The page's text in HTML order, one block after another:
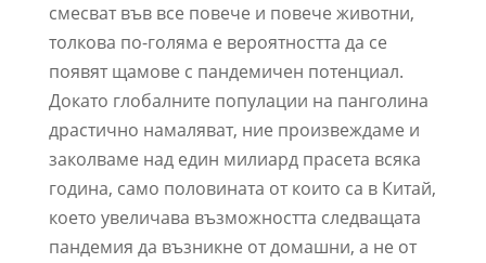
смесват във все повече и повече животни,
толкова по-голяма е вероятността да се
появят щамове с пандемичен потенциал.
Докато глобалните популации на панголина
драстично намаляват, ние произвеждаме и
заколваме над един милиард прасета всяка
година, само половината от които са в Китай,
което увеличава възможността следващата
пандемия да възникне от домашни, а не от